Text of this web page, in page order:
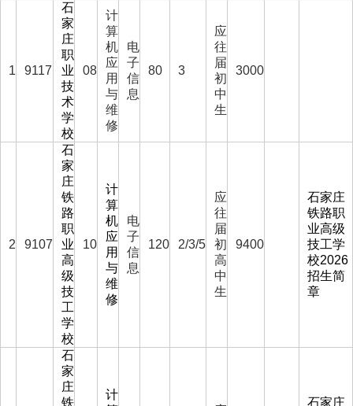
1 9117
石
家
庄
职
业
技
术
学
校
08
计
算
机
应
用
与
维
修
电
子
信
息
80 3
应
往
届
初
中
生
3000
2 9107
石
家
庄
铁
路
职
业
高
级
技
工
学
校
10
计
算
机
应
用
与
维
修
电
子
信
息
120 2/3/5
应
往
届
初
高
中
生
9400
石家庄
铁路职
业高级
技工学
校2026
招生简
章
石
家
庄
铁
计
石家庄